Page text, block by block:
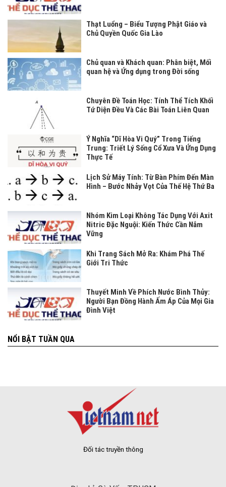
Thạt Luổng – Biểu Tượng Phật Giáo và
Chủ Quyền Quốc Gia Lào
Chủ quan và Khách quan: Phân biệt, Mối
quan hệ và Ứng dụng trong Đời sống
Chuyên Đề Toán Học: Tính Thể Tích Khối
Tứ Diện Đều Và Các Bài Toán Liên Quan
Ý Nghĩa “Dĩ Hòa Vi Quý” Trong Tiếng
Trung: Triết Lý Sống Cổ Xưa Và Ứng Dụng
Thực Tế
Lịch Sử Máy Tính: Từ Bàn Phím Đến Màn
Hình – Bước Nhảy Vọt Của Thế Hệ Thứ Ba
Nhóm Kim Loại Không Tác Dụng Với Axit
Nitric Đặc Nguội: Kiến Thức Cần Nắm
Vững
Khi Trang Sách Mở Ra: Khám Phá Thế
Giới Tri Thức
Thuyết Minh Về Phích Nước Bình Thủy:
Người Bạn Đồng Hành Ấm Áp Của Mọi Gia
Đình Việt
NỔI BẬT TUẦN QUA
Đối tác truyền thông